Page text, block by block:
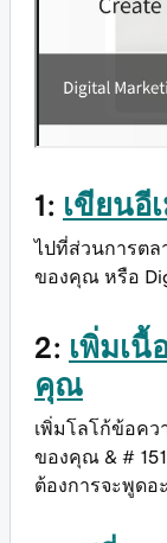
1: เขียนอี
ไปที่ส่วนการตล
ของคุณ หรือ
2: เพิ่มเนื้
คุณ
เพิ่มโลโก้ข้อคว
ของคุณ & #
ต้องการจะพูดอ